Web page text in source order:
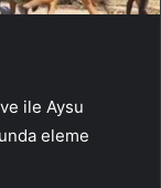
ile Aysu
eleme